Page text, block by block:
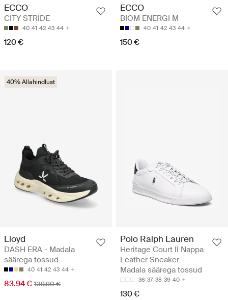
ECCO
CITY STRIDE
40 41 42 43 44
120 €
ECCO
BIOM ENERGI M
40 41 42 43 44
150 €
40% Allahindlust
Lloyd
DASH ERA - Madala
säärega tossud
40 41 42 43 44
83.94 € 139.90 €
Polo Ralph Lauren
Heritage Court II Nappa
Leather Sneaker -
Madala säärega tossud
36 37 38 39 40
130 €